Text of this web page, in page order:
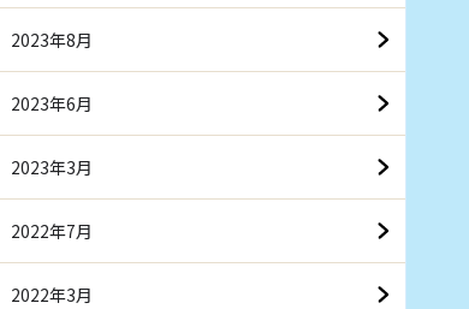
2023年8月
2023年6月
2023年3月
2022年7月
2022年3月